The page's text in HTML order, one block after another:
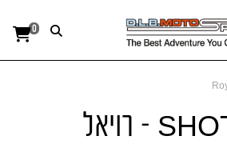
0
SHOTGUN 650 – רויאל